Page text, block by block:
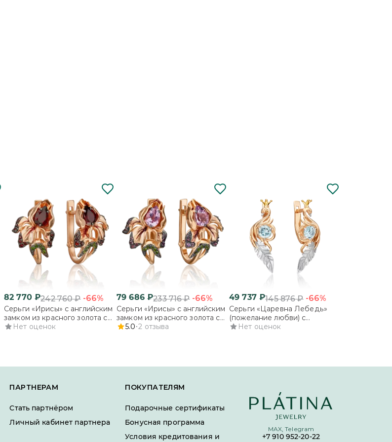
82 770₽242 760₽ -66%
Серьги «Ирисы» с английским
замком из красного золота с
гранатами, хромдиопсидами и
Нет оценок
79 686₽233 716₽ -66%
Серьги «Ирисы» с английским
замком из красного золота с
аметистами, хромдиопсидами
5.0 2 отзыва
49 737₽145 876₽ -66%
Серьги «Царевна Лебедь»
(пожелание любви) с
английским замком из
Нет оценок
ПАРТНЕРАМ
Стать партнёром
Личный кабинет партнера
ПОКУПАТЕЛЯМ
Подарочные сертификаты
Бонусная программа
Условия кредитования и
MAX, Telegram
+7 910 952-20-22